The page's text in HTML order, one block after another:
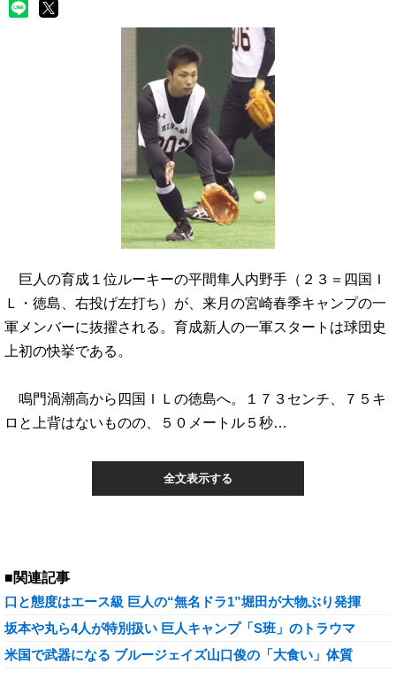
巨人の育成１位ルーキーの平間隼人内野手（２３＝四国Ｉ
Ｌ・徳島、右投げ左打ち）が、来月の宮崎春季キャンプの一
軍メンバーに抜擢される。育成新人の一軍スタートは球団史
上初の快挙である。
鳴門渦潮高から四国ＩＬの徳島へ。１７３センチ、７５キ
ロと上背はないものの、５０メートル５秒…
全文表示する
■関連記事
口と態度はエース級 巨人の“無名ドラ1”堀田が大物ぶり発揮
坂本や丸ら4人が特別扱い 巨人キャンプ「S班」のトラウマ
米国で武器になる ブルージェイズ山口俊の「大食い」体質